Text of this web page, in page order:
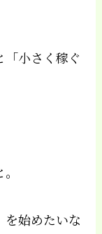
小さく稼ぐ
を始めたいな